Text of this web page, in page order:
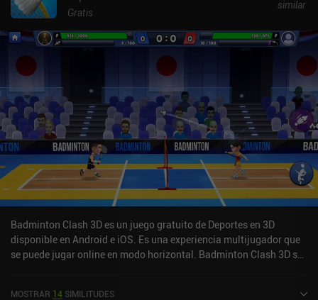
puedes mantenerte alejado del PVP.
Gratis
similar
Badminton Clash 3D es un juego gratuito de Deportes en 3D
disponible en Android e iOS. Es una experiencia multijugador que
se puede jugar online en modo horizontal. Badminton Clash 3D se
MOSTRAR 14 SIMILITUDES